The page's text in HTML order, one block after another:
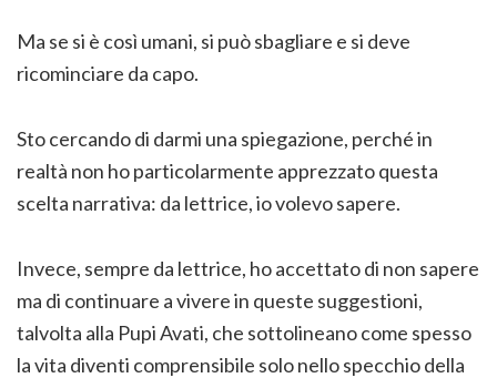
Ma se si è così umani, si può sbagliare e si deve
ricominciare da capo.
Sto cercando di darmi una spiegazione, perché in
realtà non ho particolarmente apprezzato questa
scelta narrativa: da lettrice, io volevo sapere.
Invece, sempre da lettrice, ho accettato di non sapere
ma di continuare a vivere in queste suggestioni,
talvolta alla Pupi Avati, che sottolineano come spesso
la vita diventi comprensibile solo nello specchio della